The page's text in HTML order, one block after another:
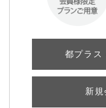
都プラス
新